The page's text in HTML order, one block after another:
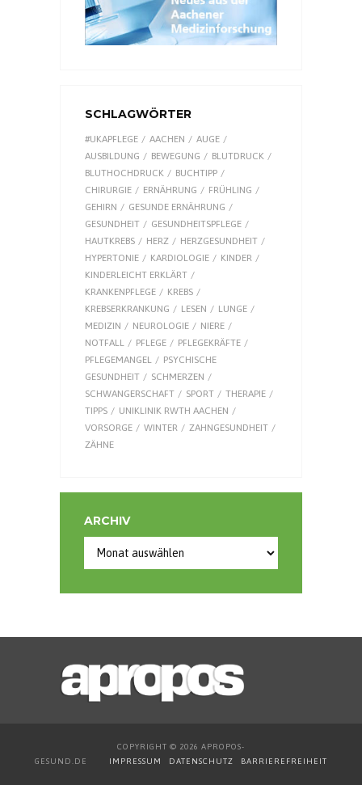
SCHLAGWÖRTER
#UKAPFLEGE AACHEN
AUGE
AUSBILDUNG
BEWEGUNG
BLUTDRUCK
BLUTHOCHDRUCK
BUCHTIPP
CHIRURGIE
ERNÄHRUNG
FRÜHLING
GEHIRN
GESUNDE ERNÄHRUNG
GESUNDHEIT
GESUNDHEITSPFLEGE
HAUTKREBS
HERZ
HERZGESUNDHEIT
HYPERTONIE
KARDIOLOGIE
KINDER
KINDERLEICHT ERKLÄRT
KRANKENPFLEGE
KREBS
KREBSERKRANKUNG
LESEN
LUNGE
MEDIZIN
NEUROLOGIE
NIERE
NOTFALL
PFLEGE
PFLEGEKRÄFTE
PFLEGEMANGEL
PSYCHISCHE
GESUNDHEIT
SCHMERZEN
SCHWANGERSCHAFT
SPORT
THERAPIE
TIPPS
UNIKLINIK RWTH AACHEN
VORSORGE
WINTER
ZAHNGESUNDHEIT
ZÄHNE
ARCHIV
COPYRIGHT © 2026 APROPOS-
GESUND.DE IMPRESSUM DATENSCHUTZ BARRIEREFREIHEIT